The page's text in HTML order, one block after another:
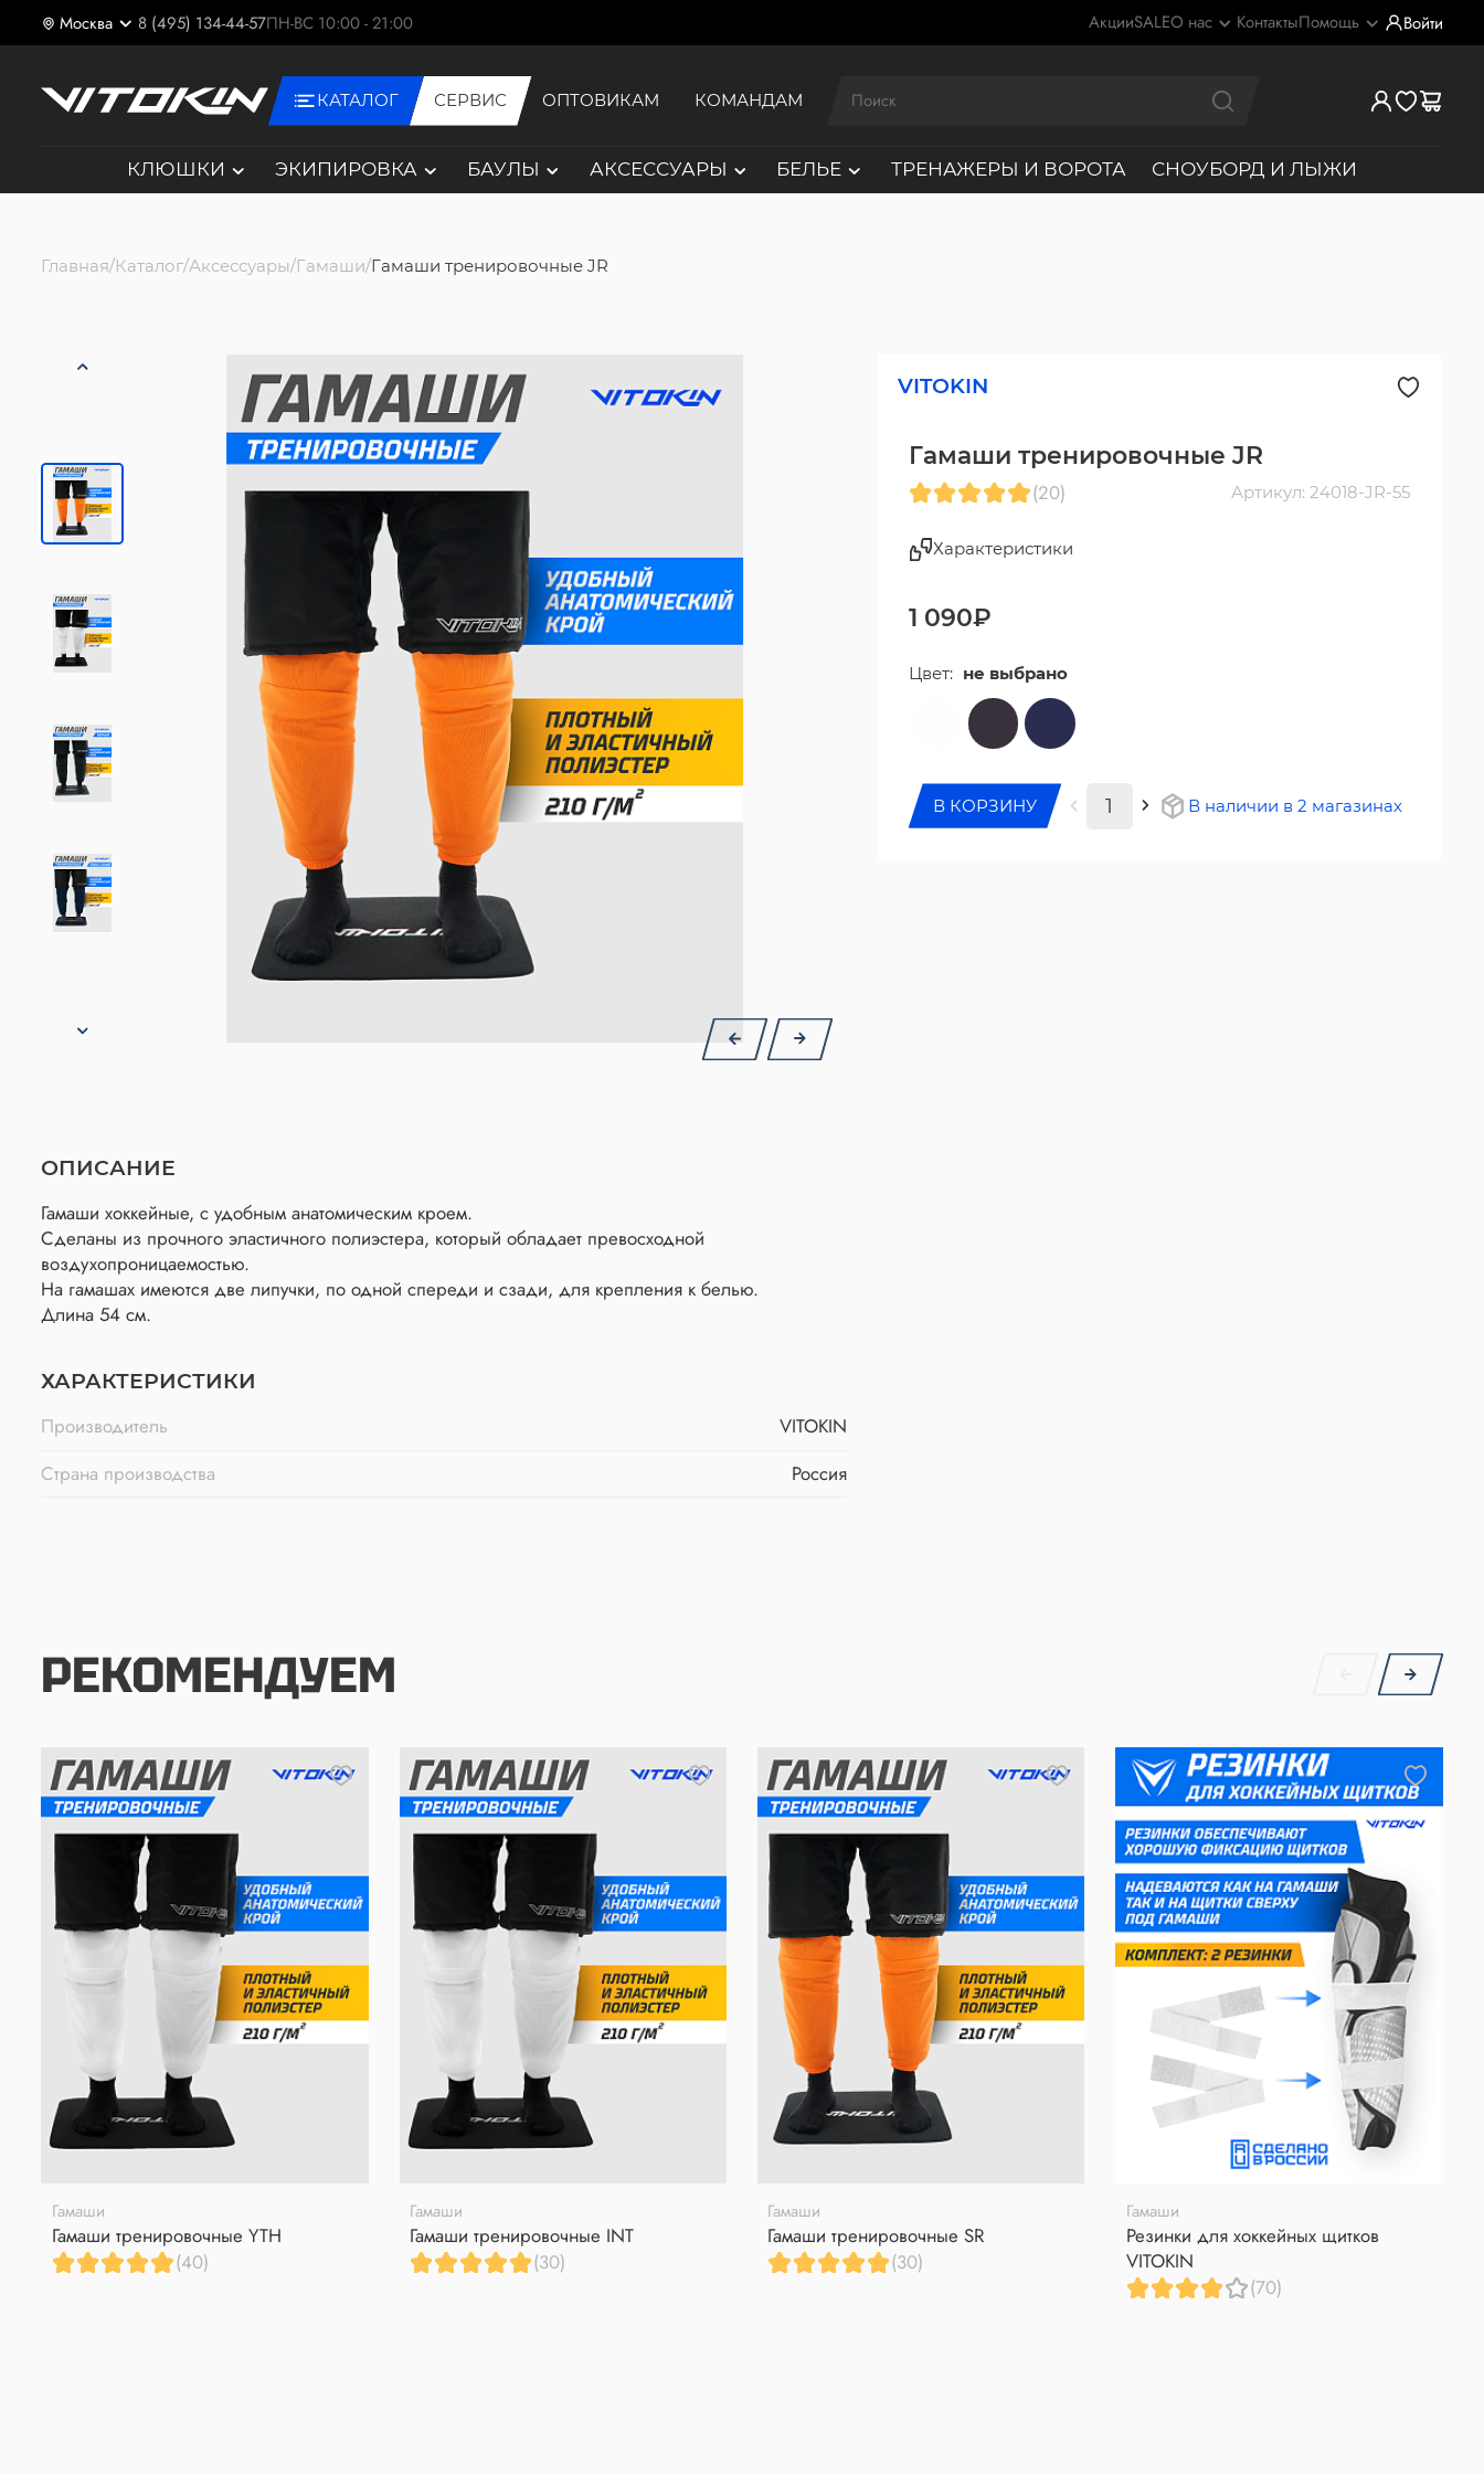
Москва 8 (495) 134-44-57ПН-ВС 10:00 - 21:00 АкцииSALEО нас КонтактыПомощь Войти
КАТАЛОГ СЕРВИС ОПТОВИКАМ КОМАНДАМ
КЛЮШКИ ЭКИПИРОВКА БАУЛЫ АКСЕССУАРЫ БЕЛЬЕ ТРЕНАЖЕРЫ И ВОРОТА СНОУБОРД И ЛЫЖИ
Главная Каталог Аксессуары Гамаши Гамаши тренировочные JR
VITOKIN
Гамаши тренировочные JR
(20) Артикул: 24018-JR-55
Характеристики
1 090₽
Цвет: не выбрано
В КОРЗИНУ В наличии в 2 магазинах
ОПИСАНИЕ
Гамаши хоккейные, с удобным анатомическим кроем.
Сделаны из прочного эластичного полиэстера, который обладает превосходной
воздухопроницаемостью.
На гамашах имеются две липучки, по одной спереди и сзади, для крепления к белью.
Длина 54 см.
ХАРАКТЕРИСТИКИ
Производитель
VITOKIN
Страна производства
Россия
РЕКОМЕНДУЕМ
Гамаши
Гамаши тренировочные YTH
(40)
Гамаши
Гамаши тренировочные INT
(30)
Гамаши
Гамаши тренировочные SR
(30)
Гамаши
Резинки для хоккейных щитков
VITOKIN
(70)